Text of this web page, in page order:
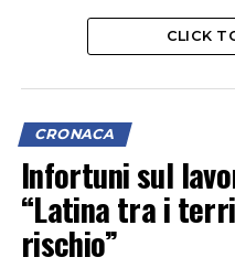
CLICK
CRONACA
Infortuni sul
“Latina tra i
rischio”